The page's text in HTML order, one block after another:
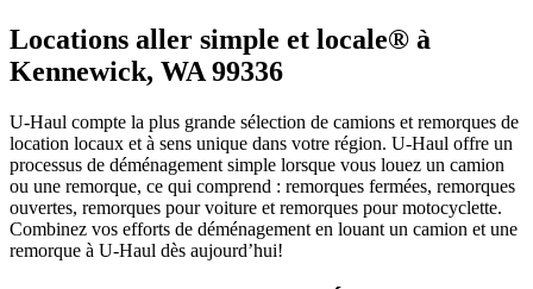
Locations aller simple et locale® à
Kennewick, WA 99336
U-Haul compte la plus grande sélection de camions et remorques de
location locaux et à sens unique dans votre région. U-Haul offre un
processus de déménagement simple lorsque vous louez un camion
ou une remorque, ce qui comprend : remorques fermées, remorques
ouvertes, remorques pour voiture et remorques pour motocyclette.
Combinez vos efforts de déménagement en louant un camion et une
remorque à U-Haul dès aujourd’hui!